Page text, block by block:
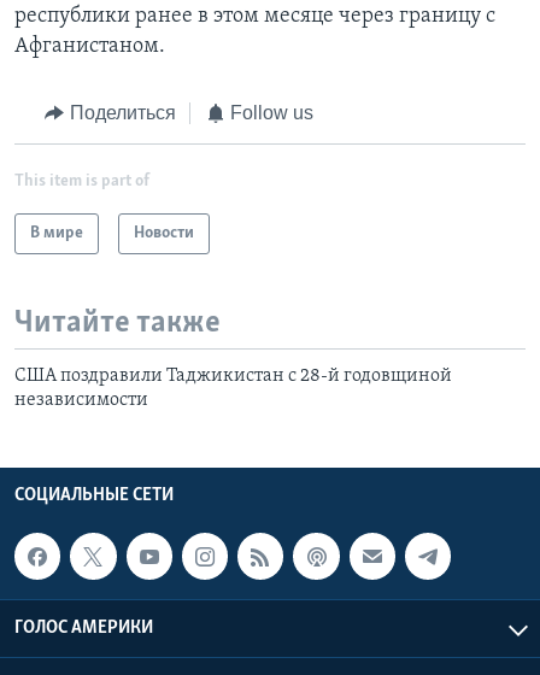
республики ранее в этом месяце через границу с
Афганистаном.
Поделиться Follow us
This item is part of
В мире Новости
Читайте также
США поздравили Таджикистан с 28-й годовщиной
независимости
СОЦИАЛЬНЫЕ СЕТИ
ГОЛОС АМЕРИКИ